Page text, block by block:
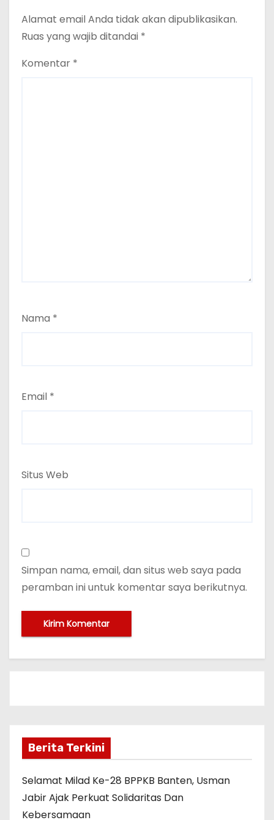
Alamat email Anda tidak akan dipublikasikan.
Ruas yang wajib ditandai *
Komentar *
Nama *
Email *
Situs Web
Simpan nama, email, dan situs web saya pada
peramban ini untuk komentar saya berikutnya.
Berita Terkini
Selamat Milad Ke-28 BPPKB Banten, Usman
Jabir Ajak Perkuat Solidaritas Dan
Kebersamaan